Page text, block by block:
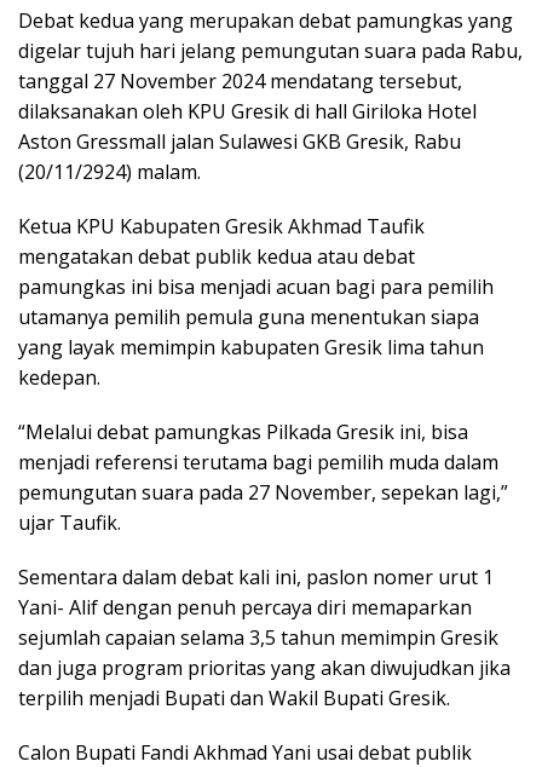
Debat kedua yang merupakan debat pamungkas yang
digelar tujuh hari jelang pemungutan suara pada Rabu,
tanggal 27 November 2024 mendatang tersebut,
dilaksanakan oleh KPU Gresik di hall Giriloka Hotel
Aston Gressmall jalan Sulawesi GKB Gresik, Rabu
(20/11/2924) malam.
Ketua KPU Kabupaten Gresik Akhmad Taufik
mengatakan debat publik kedua atau debat
pamungkas ini bisa menjadi acuan bagi para pemilih
utamanya pemilih pemula guna menentukan siapa
yang layak memimpin kabupaten Gresik lima tahun
kedepan.
“Melalui debat pamungkas Pilkada Gresik ini, bisa
menjadi referensi terutama bagi pemilih muda dalam
pemungutan suara pada 27 November, sepekan lagi,”
ujar Taufik.
Sementara dalam debat kali ini, paslon nomer urut 1
Yani- Alif dengan penuh percaya diri memaparkan
sejumlah capaian selama 3,5 tahun memimpin Gresik
dan juga program prioritas yang akan diwujudkan jika
terpilih menjadi Bupati dan Wakil Bupati Gresik.
Calon Bupati Fandi Akhmad Yani usai debat publik